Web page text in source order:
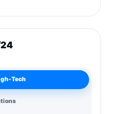
24
Tech